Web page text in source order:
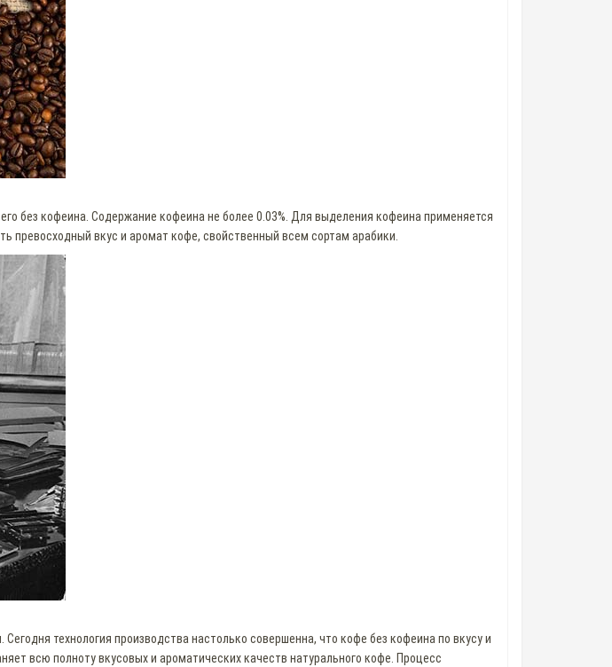
без кофеина. Содержание кофеина не более 0.03%. Для выделения кофеина применяется
превосходный вкус и аромат кофе, свойственный всем сортам арабики.
технология производства настолько совершенна, что кофе без кофеина по вкусу и
всю полноту вкусовых и ароматических качеств натурального кофе. Процесс